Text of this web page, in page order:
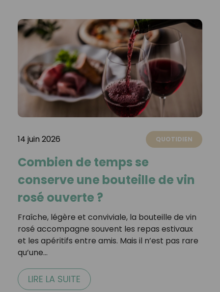
14 juin 2026 QUOTIDIEN
Combien de temps se
conserve une bouteille de vin
rosé ouverte ?
Fraîche, légère et conviviale, la bouteille de vin
rosé accompagne souvent les repas estivaux
et les apéritifs entre amis. Mais il n’est pas rare
qu’une…
LIRE LA SUITE